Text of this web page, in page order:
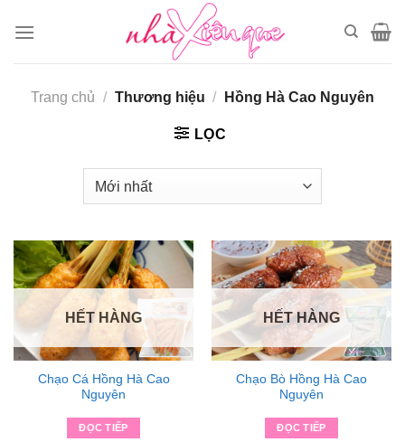
đến
Trang chủ / Thương hiệu / Hồng Hà Cao Nguyên
LỌC
HẾT HÀNG
Chạo Cá Hồng Hà Cao
Nguyên
ĐỌC TIẾP
HẾT HÀNG
Chạo Bò Hồng Hà Cao
Nguyên
ĐỌC TIẾP